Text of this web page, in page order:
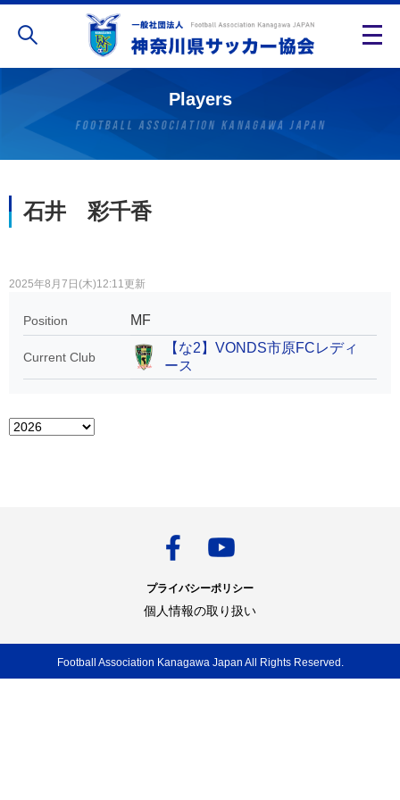
Players
石井 彩千香
2025年8月7日(木)12:11更新
Position MF
Current Club
【な2】VONDS市原FCレディ
ース
プライバシーポリシー
個人情報の取り扱い
Football Association Kanagawa Japan All Rights Reserved.